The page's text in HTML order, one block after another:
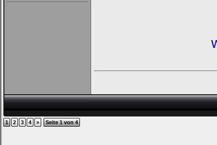
1 2 3 4 » Seite 1 von 4